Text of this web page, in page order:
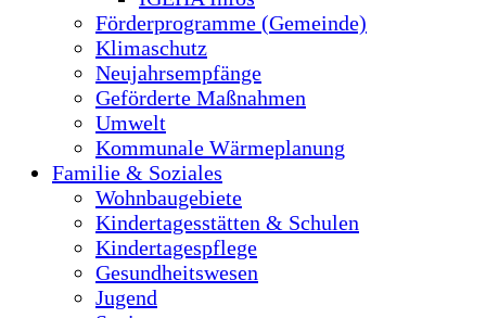
Förderprogramme (Gemeinde)
Klimaschutz
Neujahrsempfänge
Geförderte Maßnahmen
Umwelt
Kommunale Wärmeplanung
Familie & Soziales
Wohnbaugebiete
Kindertagesstätten & Schulen
Kindertagespflege
Gesundheitswesen
Jugend